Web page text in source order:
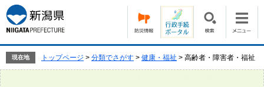
ー
ジ
の
頭
で
ニ
ュ
ー
飛
ば
現在地 トップページ > 分類でさがす > 健康・福祉 > 高齢者・障害者・福祉